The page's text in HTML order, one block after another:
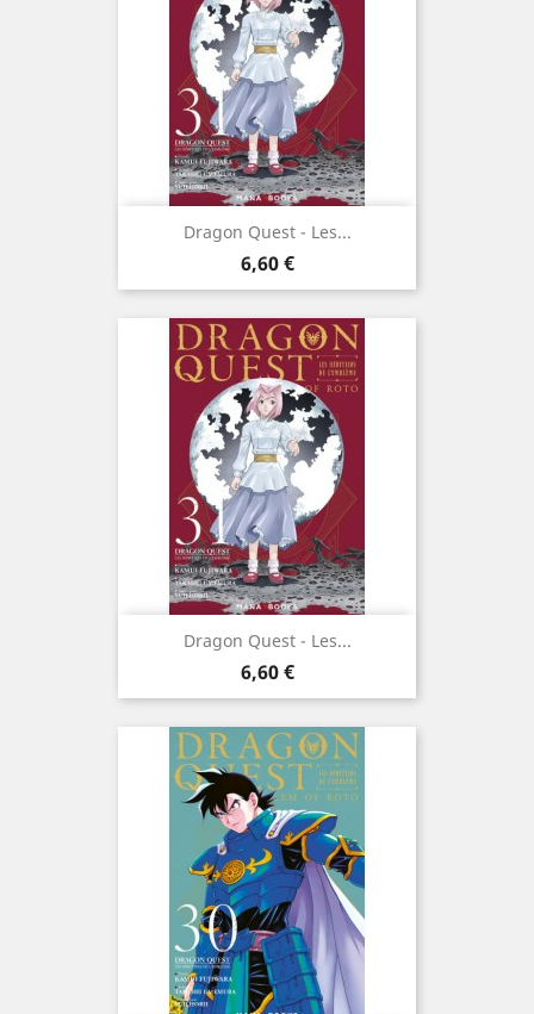
Dragon Quest - Les...
Prix
6,60 €
Dragon Quest - Les...
Prix
6,60 €